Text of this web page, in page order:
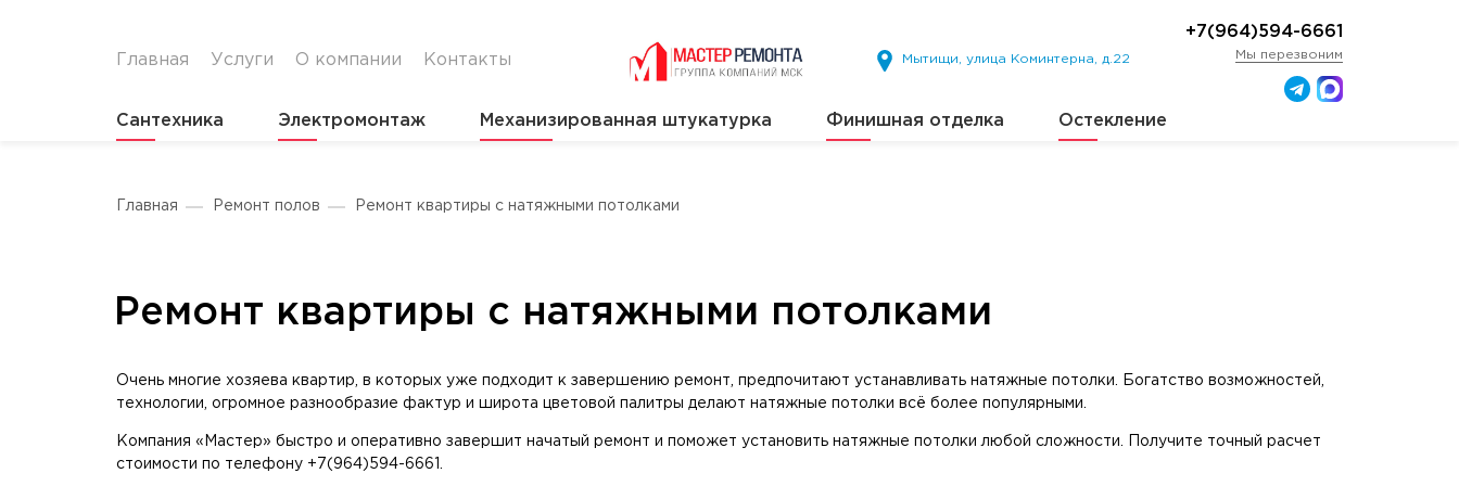
Главная Услуги О компании Контакты Мытищи, улица Коминтерна, д.22
+7(964)594-6661
Мы перезвоним
Сантехника Электромонтаж Механизированная штукатурка Финишная отделка Остекление
Главная Ремонт полов Ремонт квартиры с натяжными потолками
Ремонт квартиры с натяжными потолками
Очень многие хозяева квартир, в которых уже подходит к завершению ремонт, предпочитают устанавливать натяжные потолки. Богатство возможностей,
технологии, огромное разнообразие фактур и широта цветовой палитры делают натяжные потолки всё более популярными.
Компания «Мастер» быстро и оперативно завершит начатый ремонт и поможет установить натяжные потолки любой сложности. Получите точный расчет
стоимости по телефону +7(964)594-6661.